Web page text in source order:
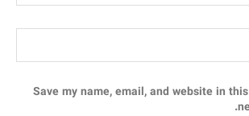
Save my name, email, and website in